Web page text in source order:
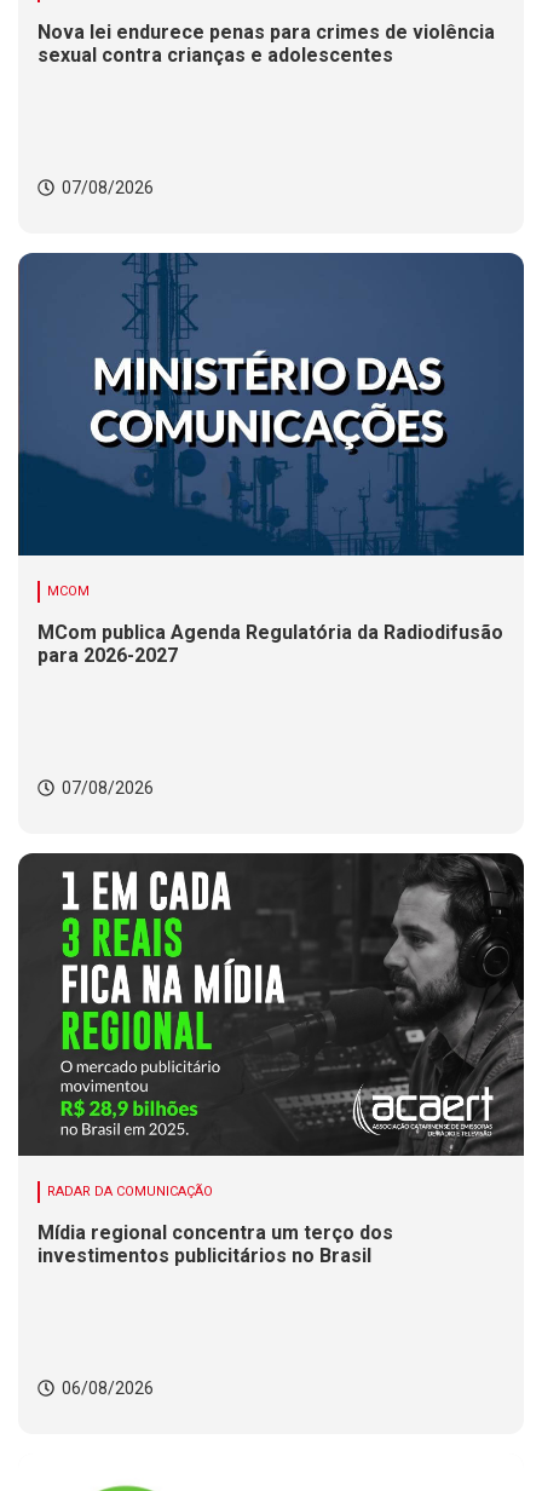
Nova lei endurece penas para crimes de violência
sexual contra crianças e adolescentes
07/08/2026
MCOM
MCom publica Agenda Regulatória da Radiodifusão
para 2026-2027
07/08/2026
RADAR DA COMUNICAÇÃO
Mídia regional concentra um terço dos
investimentos publicitários no Brasil
06/08/2026